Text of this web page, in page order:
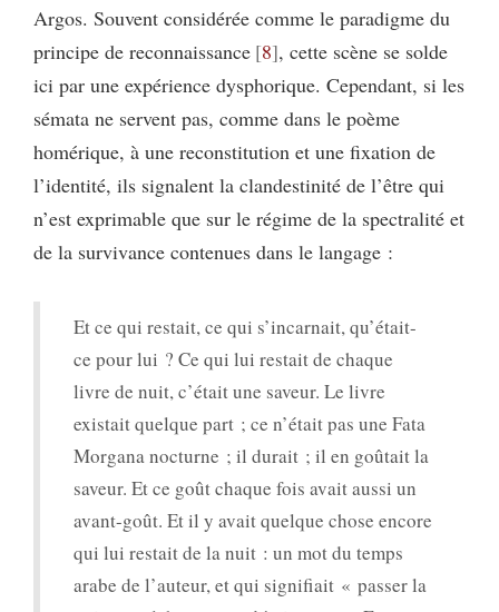
Argos. Souvent considérée comme le paradigme du
principe de reconnaissance 8 , cette scène se solde
ici par une expérience dysphorique. Cependant, si les
sémata ne servent pas, comme dans le poème
homérique, à une reconstitution et une fixation de
l’identité, ils signalent la clandestinité de l’être qui
n’est exprimable que sur le régime de la spectralité et
de la survivance contenues dans le langage :
Et ce qui restait, ce qui s’incarnait, qu’était-
ce pour lui ? Ce qui lui restait de chaque
livre de nuit, c’était une saveur. Le livre
existait quelque part ; ce n’était pas une Fata
Morgana nocturne ; il durait ; il en goûtait la
saveur. Et ce goût chaque fois avait aussi un
avant-goût. Et il y avait quelque chose encore
qui lui restait de la nuit : un mot du temps
arabe de l’auteur, et qui signifiait « passer la